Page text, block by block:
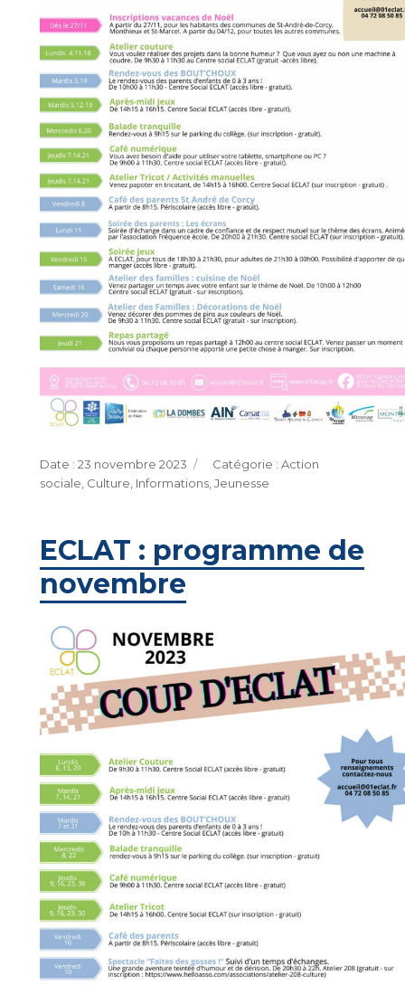
Publié
le
23 novembre 2023 Catégories
Action
sociale, Culture, Informations,Jeunesse
ECLAT : programme de
novembre